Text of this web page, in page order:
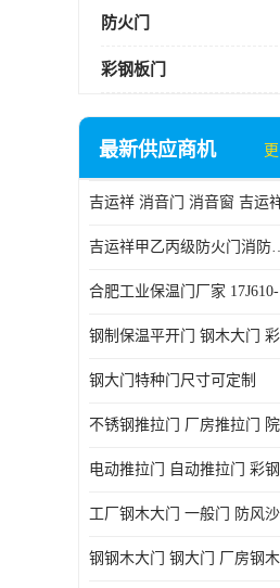
防火门
彩钢板门
最新供应商机
吉运祥 消音门 消音窗 吉运
吉运祥甲乙丙
钢大门特种门尺寸可定制